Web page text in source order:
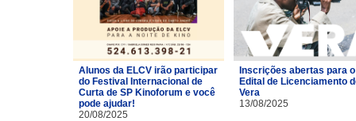
Alunos da ELCV irão participar
do Festival Internacional de
Curta de SP Kinoforum e você
pode ajudar!
20/08/2025
Inscrições abertas para o
Edital de Licenciamento
Vera
13/08/2025